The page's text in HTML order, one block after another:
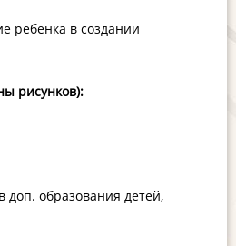
ребёнка в создании
рисунков):
доп. образования детей,